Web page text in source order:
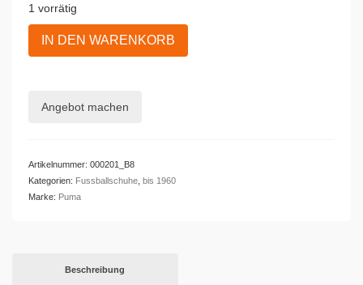
1 vorrätig
Puma
IN DEN WARENKORB
Angebot machen
Artikelnummer: 000201_B8
Kategorien: Fussballschuhe bis 1960
Marke: Puma
Beschreibung